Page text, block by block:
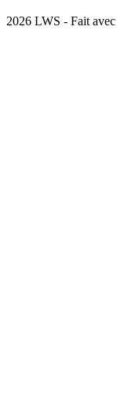
2026 LWS - Fait